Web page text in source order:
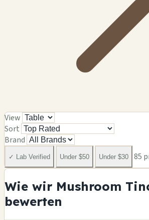
View
Sort
Brand
✓ Lab Verified Under $50 Under $30 85
Wie wir Mushroom
bewerten